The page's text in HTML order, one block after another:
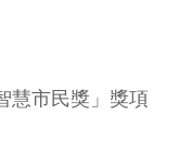
慧市民獎」獎項